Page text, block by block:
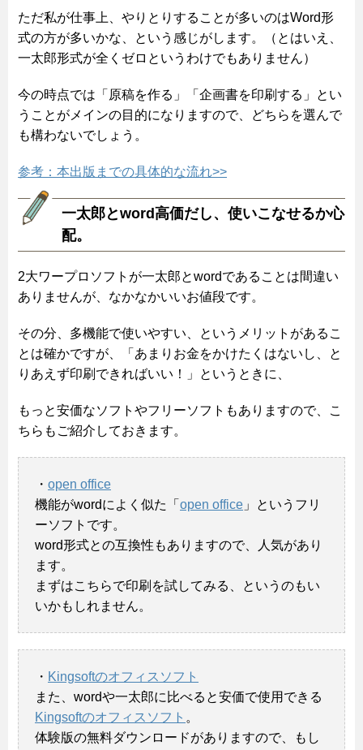
ただ私が仕事上、やりとりすることが多いのはWord形
式の方が多いかな、という感じがします。（とはいえ、
一太郎形式が全くゼロというわけでもありません）
今の時点では「原稿を作る」「企画書を印刷する」とい
うことがメインの目的になりますので、どちらを選んで
も構わないでしょう。
参考：本出版までの具体的な流れ>>
一太郎とword高価だし、使いこなせるか心
配。
2大ワープロソフトが一太郎とwordであることは間違い
ありませんが、なかなかいいお値段です。
その分、多機能で使いやすい、というメリットがあるこ
とは確かですが、「あまりお金をかけたくはないし、と
りあえず印刷できればいい！」というときに、
もっと安価なソフトやフリーソフトもありますので、こ
ちらもご紹介しておきます。
・ open office
機能がwordによく似た「 open office 」というフリ
ーソフトです。
word形式との互換性もありますので、人気があり
ます。
まずはこちらで印刷を試してみる、というのもい
いかもしれません。
・ Kingsoftのオフィスソフト
また、wordや一太郎に比べると安価で使用できる
Kingsoftのオフィスソフト 。
体験版の無料ダウンロードがありますので、もし